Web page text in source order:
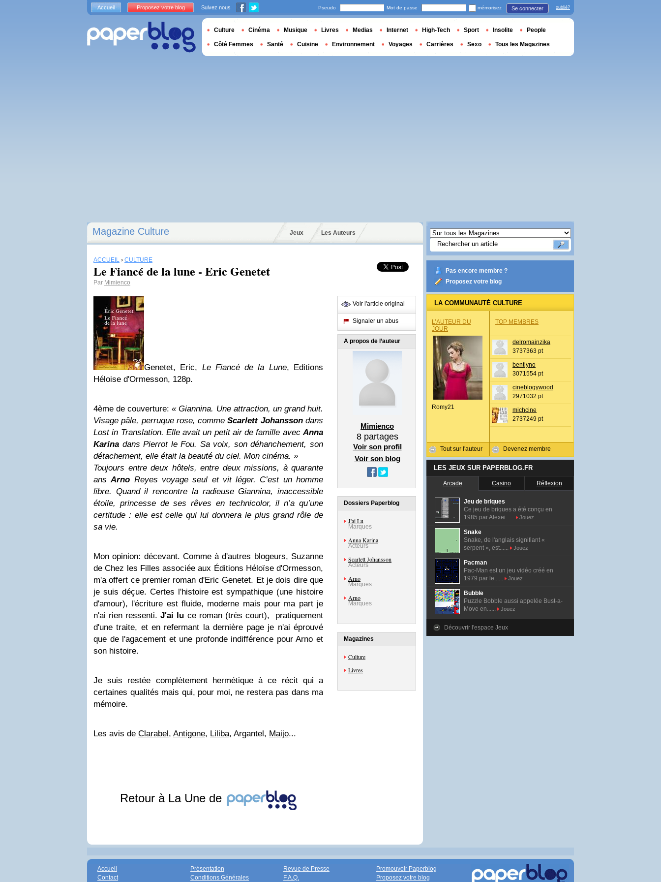
Magazine Culture Jeux Les Auteurs
ACCUEIL › CULTURE
Le Fiancé de la lune - Eric Genetet
Par Mimienco
Genetet, Eric, Le Fiancé de la Lune, Editions
Héloise d'Ormesson, 128p.
4ème de couverture:« Giannina. Une attraction, un grand huit.
Visage pâle, perruque rose, commeScarlett Johanssondans
Lost in Translation. Elle avait un petit air de famille avecAnna
Karina dans Pierrot le Fou. Sa voix, son déhanchement, son
détachement, elle était la beauté du ciel. Mon cinéma. »
Toujours entre deux hôtels, entre deux missions, à quarante
ansArno Reyes voyage seul et vit léger. C’est un homme
libre. Quand il rencontre la radieuse Giannina, inaccessible
étoile, princesse de ses rêves en technicolor, il n’a qu’une
certitude : elle est celle qui lui donnera le plus grand rôle de
sa vie.
Mon opinion: décevant. Comme à d'autres blogeurs, Suzanne
de Chez les Filles associée aux Éditions Héloïse d'Ormesson,
m'a offert ce premier roman d'Eric Genetet. Et je dois dire que
je suis déçue. Certes l'histoire est sympathique (une histoire
d'amour), l'écriture est fluide, moderne mais pour ma part je
n'ai rien ressenti.J'ai lu ce roman (très court), pratiquement
d'une traite, et en refermant la dernière page je n'ai éprouvé
que de l'agacement et une profonde indifférence pour Arno et
son histoire.
Je suis restée complètement hermétique à ce récit qui a
certaines qualités mais qui, pour moi, ne restera pas dans ma
mémoire.
Les avis de Clarabel, Antigone, Liliba, Argantel, Maijo...
Retour à La Une de
Voir l'article original
Signaler un abus
A propos de l’auteur
Mimienco
8partages
Voir son profil
Voir son blog
Dossiers Paperblog
J'ai Lu
Marques
Anna Karina
Acteurs
Scarlett Johansson
Acteurs
Arno
Marques
Arno
Marques
Magazines
Culture
Livres
Pas encore membre ?
Proposez votre blog
LA COMMUNAUTÉ CULTURE
L’AUTEUR DU
JOUR
Romy21
Tout sur l'auteur
TOP MEMBRES
delromainzika
3737363 pt
bentlyno
3071554 pt
cineblogywood
2971032 pt
michcine
2737249 pt
Devenez membre
LES JEUX SUR PAPERBLOG.FR
Arcade Casino Réflexion
Jeu de briques
Ce jeu de briques a été conçu en
1985 par Alexei......
Jouez
Snake
Snake, de l'anglais signifiant «
serpent », est......
Jouez
Pacman
Pac-Man est un jeu vidéo créé en
1979 par le......
Jouez
Bubble
Puzzle Bobble aussi appelée Bust-a-
Move en......
Jouez
Découvrir l'espace Jeux
Accueil Proposez votre blog Suivez nous Pseudo Mot de passe mémorisez Se connecter oublié?
Culture Cinéma Musique Livres Medias Internet High-Tech Sport Insolite People
Côté Femmes Santé Cuisine Environnement Voyages Carrières Sexo Tous les Magazines
Accueil
Contact
Présentation
Conditions Générales
Revue de Presse
F.A.Q.
Promouvoir Paperblog
Proposez votre blog